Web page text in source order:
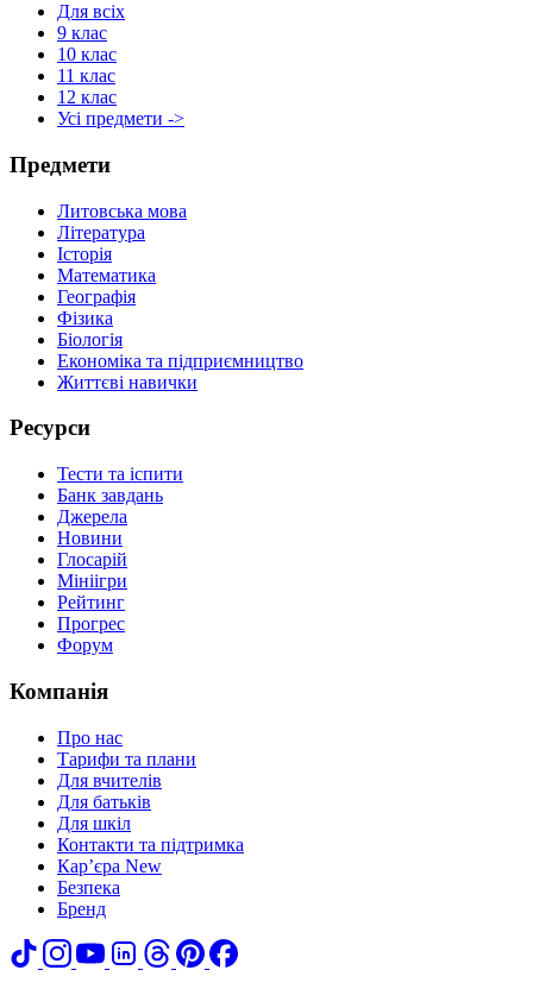
Для всіх
9 клас
10 клас
11 клас
12 клас
Усі предмети ->
Предмети
Литовська мова
Література
Історія
Математика
Географія
Фізика
Біологія
Економіка та підприємництво
Життєві навички
Ресурси
Тести та іспити
Банк завдань
Джерела
Новини
Глосарій
Мініігри
Рейтинг
Прогрес
Форум
Компанія
Про нас
Тарифи та плани
Для вчителів
Для батьків
Для шкіл
Контакти та підтримка
Кар’єра New
Безпека
Бренд